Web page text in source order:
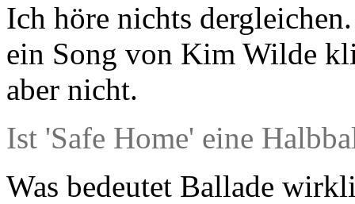
Ich höre nichts
ein Song von Kim Wilde
aber nicht.
Ist 'Safe Home' eine
Was bedeutet Ballade